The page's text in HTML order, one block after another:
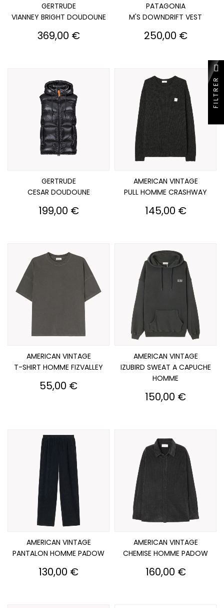
GERTRUDE
VIANNEY BRIGHT DOUDOUNE
Prix
369,00 €
PATAGONIA
M'S DOWNDRIFT VEST
Prix
250,00 €
GERTRUDE
CESAR DOUDOUNE
Prix
199,00 €
AMERICAN VINTAGE
PULL HOMME CRASHWAY
Prix
145,00 €
AMERICAN VINTAGE
T-SHIRT HOMME FIZVALLEY
Prix
55,00 €
AMERICAN VINTAGE
IZUBIRD SWEAT A CAPUCHE
HOMME
Prix
150,00 €
AMERICAN VINTAGE
PANTALON HOMME PADOW
Prix
130,00 €
AMERICAN VINTAGE
CHEMISE HOMME PADOW
Prix
160,00 €
FILTRER